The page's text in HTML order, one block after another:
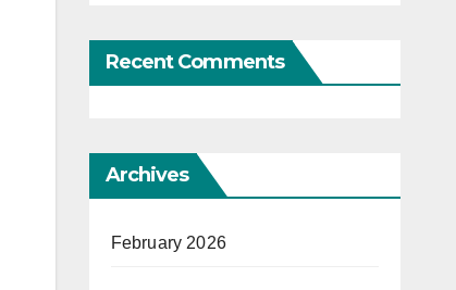
Recent Comments
Archives
February 2026